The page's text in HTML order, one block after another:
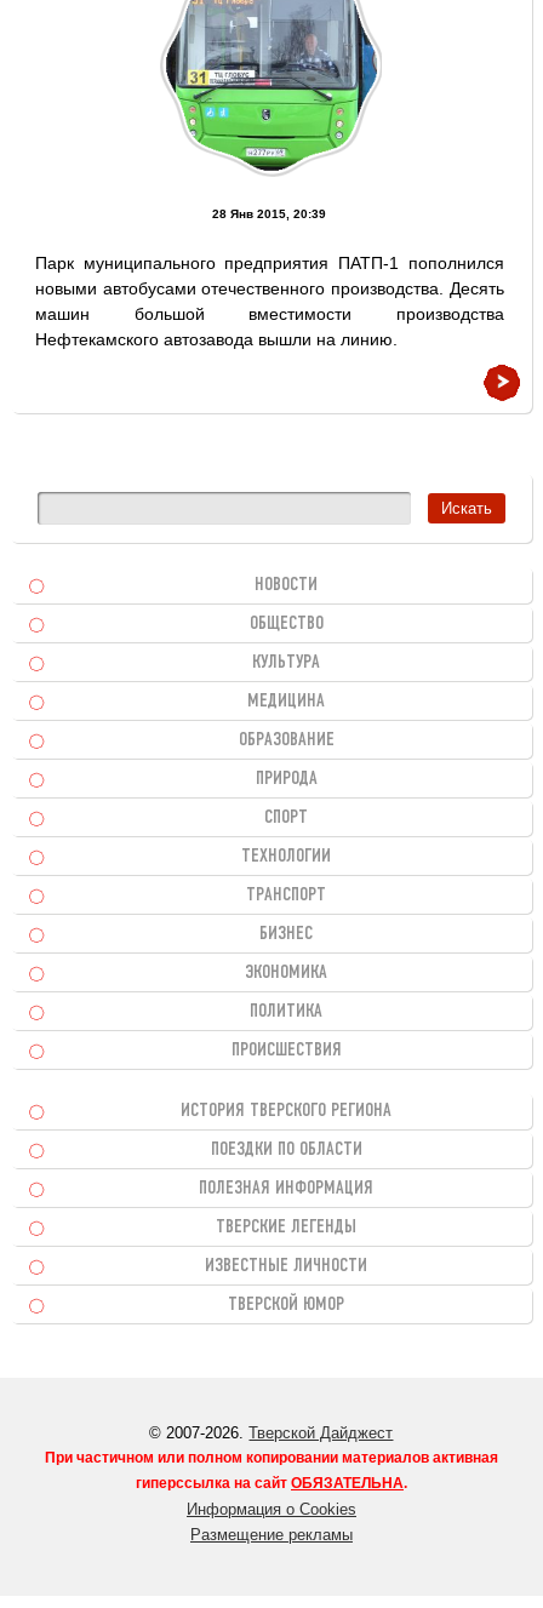
28 Янв 2015, 20:39
Парк муниципального предприятия ПАТП-1 пополнился
новыми автобусами отечественного производства. Десять
машин большой вместимости производства
Нефтекамского автозавода вышли на линию.
НОВОСТИ
ОБЩЕСТВО
КУЛЬТУРА
МЕДИЦИНА
ОБРАЗОВАНИЕ
ПРИРОДА
СПОРТ
ТЕХНОЛОГИИ
ТРАНСПОРТ
БИЗНЕС
ЭКОНОМИКА
ПОЛИТИКА
ПРОИСШЕСТВИЯ
ИСТОРИЯ ТВЕРСКОГО РЕГИОНА
ПОЕЗДКИ ПО ОБЛАСТИ
ПОЛЕЗНАЯ ИНФОРМАЦИЯ
ТВЕРСКИЕ ЛЕГЕНДЫ
ИЗВЕСТНЫЕ ЛИЧНОСТИ
ТВЕРСКОЙ ЮМОР
© 2007-2026.Тверской Дайджест
При частичном или полном копировании материалов активная
гиперссылка на сайт ОБЯЗАТЕЛЬНА.
Информация о Cookies
Размещение рекламы